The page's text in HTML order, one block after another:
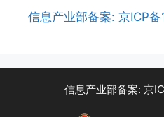
信息产业部备案: 京ICP
信息产业部备案: 京